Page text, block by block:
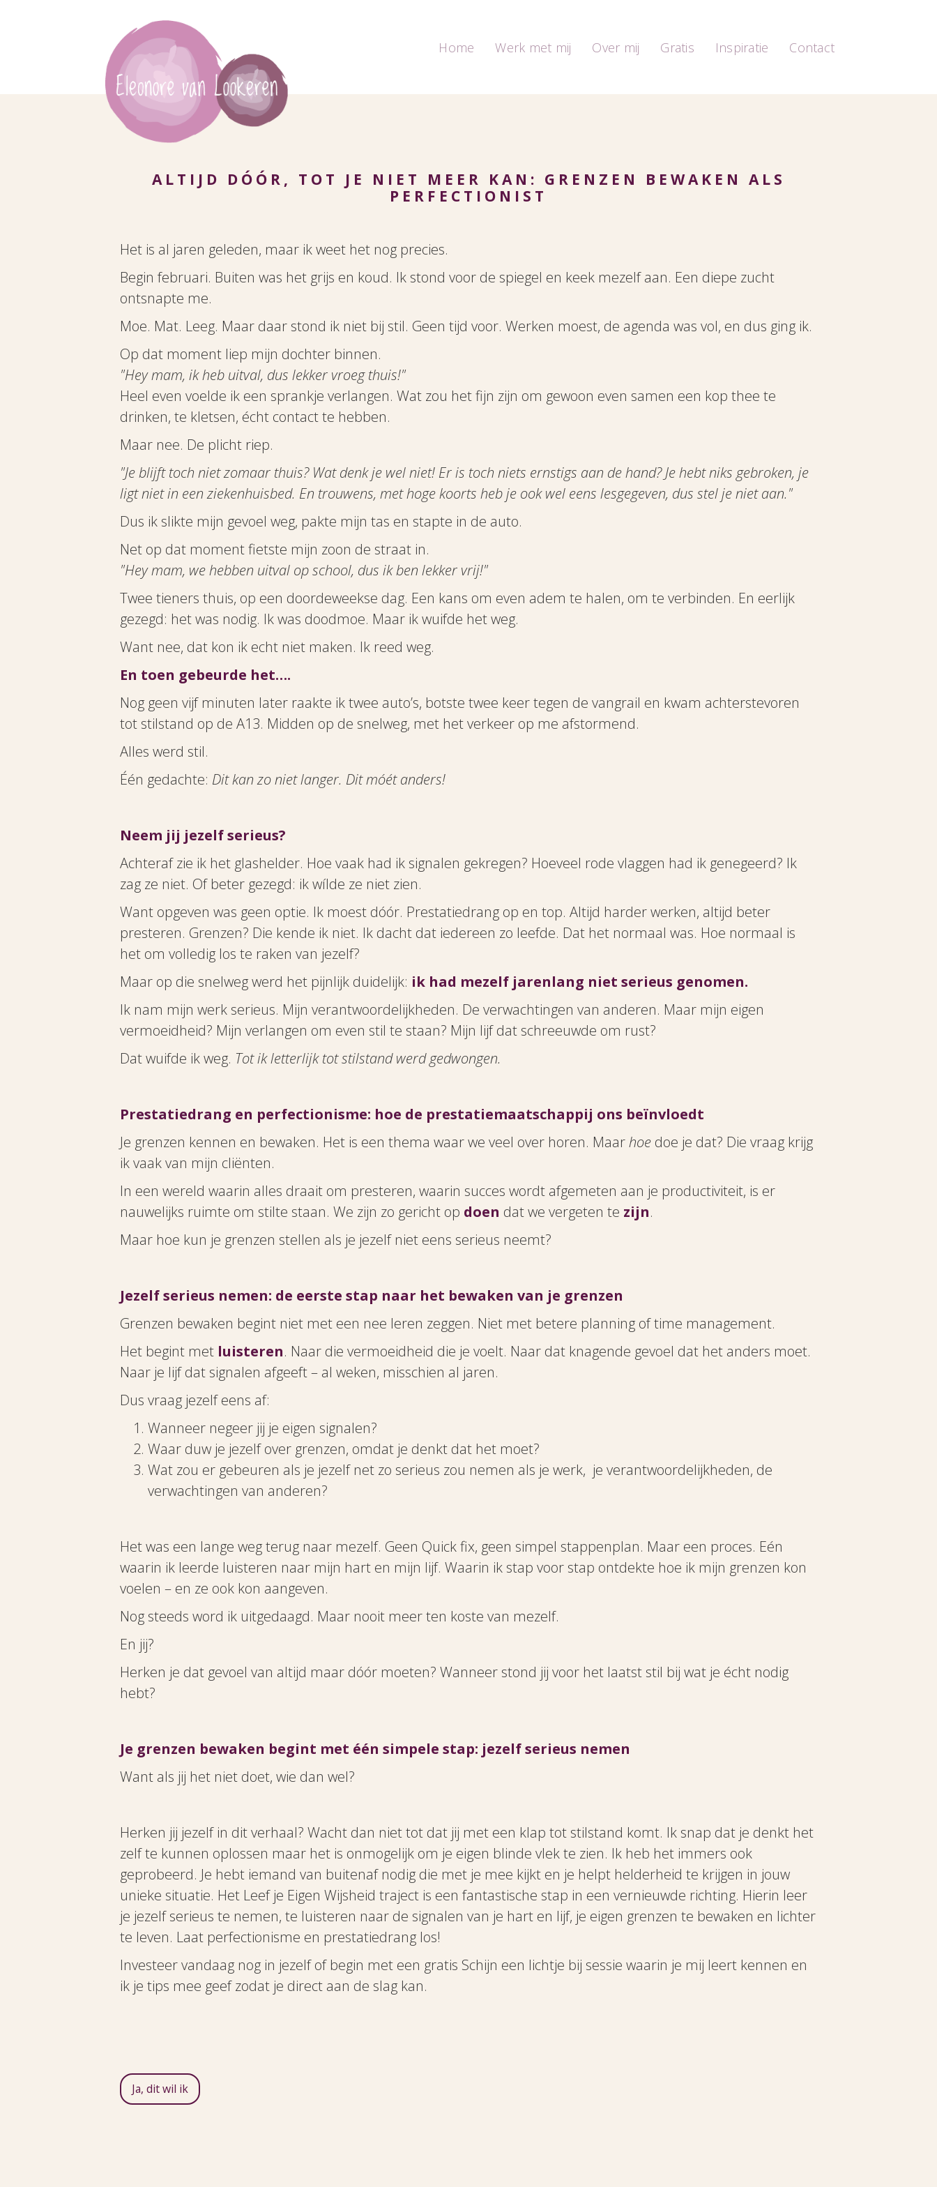
Home Werk met mij Over mij Gratis Inspiratie Contact
ALTIJD DÓÓR, TOT JE NIET MEER KAN: GRENZEN BEWAKEN ALS
PERFECTIONIST
Het is al jaren geleden, maar ik weet het nog precies.
Begin februari. Buiten was het grijs en koud. Ik stond voor de spiegel en keek mezelf aan. Een diepe zucht
ontsnapte me.
Moe. Mat. Leeg. Maar daar stond ik niet bij stil. Geen tijd voor. Werken moest, de agenda was vol, en dus ging ik.
Op dat moment liep mijn dochter binnen.
"Hey mam, ik heb uitval, dus lekker vroeg thuis!"
Heel even voelde ik een sprankje verlangen. Wat zou het fijn zijn om gewoon even samen een kop thee te
drinken, te kletsen, écht contact te hebben.
Maar nee. De plicht riep.
"Je blijft toch niet zomaar thuis? Wat denk je wel niet! Er is toch niets ernstigs aan de hand? Je hebt niks gebroken, je
ligt niet in een ziekenhuisbed. En trouwens, met hoge koorts heb je ook wel eens lesgegeven, dus stel je niet aan."
Dus ik slikte mijn gevoel weg, pakte mijn tas en stapte in de auto.
Net op dat moment fietste mijn zoon de straat in.
"Hey mam, we hebben uitval op school, dus ik ben lekker vrij!"
Twee tieners thuis, op een doordeweekse dag. Een kans om even adem te halen, om te verbinden. En eerlijk
gezegd: het was nodig. Ik was doodmoe. Maar ik wuifde het weg.
Want nee, dat kon ik echt niet maken. Ik reed weg.
En toen gebeurde het….
Nog geen vijf minuten later raakte ik twee auto’s, botste twee keer tegen de vangrail en kwam achterstevoren
tot stilstand op de A13. Midden op de snelweg, met het verkeer op me afstormend.
Alles werd stil.
Één gedachte: Dit kan zo niet langer. Dit móét anders!
Neem jij jezelf serieus?
Achteraf zie ik het glashelder. Hoe vaak had ik signalen gekregen? Hoeveel rode vlaggen had ik genegeerd? Ik
zag ze niet. Of beter gezegd: ik wílde ze niet zien.
Want opgeven was geen optie. Ik moest dóór. Prestatiedrang op en top. Altijd harder werken, altijd beter
presteren. Grenzen? Die kende ik niet. Ik dacht dat iedereen zo leefde. Dat het normaal was. Hoe normaal is
het om volledig los te raken van jezelf?
Maar op die snelweg werd het pijnlijk duidelijk: ik had mezelf jarenlang niet serieus genomen.
Ik nam mijn werk serieus. Mijn verantwoordelijkheden. De verwachtingen van anderen. Maar mijn eigen
vermoeidheid? Mijn verlangen om even stil te staan? Mijn lijf dat schreeuwde om rust?
Dat wuifde ik weg. Tot ik letterlijk tot stilstand werd gedwongen.
Prestatiedrang en perfectionisme: hoe de prestatiemaatschappij ons beïnvloedt
Je grenzen kennen en bewaken. Het is een thema waar we veel over horen. Maarhoe doe je dat? Die vraag krijg
ik vaak van mijn cliënten.
In een wereld waarin alles draait om presteren, waarin succes wordt afgemeten aan je productiviteit, is er
nauwelijks ruimte om stilte staan. We zijn zo gericht op doen dat we vergeten te zijn.
Maar hoe kun je grenzen stellen als je jezelf niet eens serieus neemt?
Jezelf serieus nemen: de eerste stap naar het bewaken van je grenzen
Grenzen bewaken begint niet met een nee leren zeggen. Niet met betere planning of time management.
Het begint met luisteren. Naar die vermoeidheid die je voelt. Naar dat knagende gevoel dat het anders moet.
Naar je lijf dat signalen afgeeft – al weken, misschien al jaren.
Dus vraag jezelf eens af:
Wanneer negeer jij je eigen signalen?
Waar duw je jezelf over grenzen, omdat je denkt dat het moet?
Wat zou er gebeuren als je jezelf net zo serieus zou nemen als je werk, je verantwoordelijkheden, de
verwachtingen van anderen?
Het was een lange weg terug naar mezelf. Geen Quick fix, geen simpel stappenplan. Maar een proces. Eén
waarin ik leerde luisteren naar mijn hart en mijn lijf. Waarin ik stap voor stap ontdekte hoe ik mijn grenzen kon
voelen – en ze ook kon aangeven.
Nog steeds word ik uitgedaagd. Maar nooit meer ten koste van mezelf.
En jij?
Herken je dat gevoel van altijd maar dóór moeten? Wanneer stond jij voor het laatst stil bij wat je écht nodig
hebt?
Je grenzen bewaken begint met één simpele stap: jezelf serieus nemen
Want als jij het niet doet, wie dan wel?
Herken jij jezelf in dit verhaal? Wacht dan niet tot dat jij met een klap tot stilstand komt. Ik snap dat je denkt het
zelf te kunnen oplossen maar het is onmogelijk om je eigen blinde vlek te zien. Ik heb het immers ook
geprobeerd. Je hebt iemand van buitenaf nodig die met je mee kijkt en je helpt helderheid te krijgen in jouw
unieke situatie. Het Leef je Eigen Wijsheid traject is een fantastische stap in een vernieuwde richting. Hierin leer
je jezelf serieus te nemen, te luisteren naar de signalen van je hart en lijf, je eigen grenzen te bewaken en lichter
te leven. Laat perfectionisme en prestatiedrang los!
Investeer vandaag nog in jezelf of begin met een gratis Schijn een lichtje bij sessie waarin je mij leert kennen en
ik je tips mee geef zodat je direct aan de slag kan.
Ja, dit wil ik